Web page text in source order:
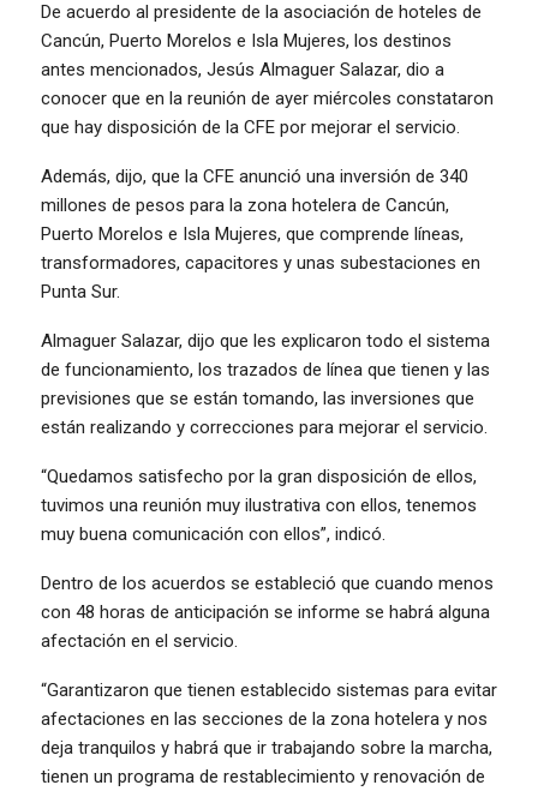
De acuerdo al presidente de la asociación de hoteles de
Cancún, Puerto Morelos e Isla Mujeres, los destinos
antes mencionados, Jesús Almaguer Salazar, dio a
conocer que en la reunión de ayer miércoles constataron
que hay disposición de la CFE por mejorar el servicio.
Además, dijo, que la CFE anunció una inversión de 340
millones de pesos para la zona hotelera de Cancún,
Puerto Morelos e Isla Mujeres, que comprende líneas,
transformadores, capacitores y unas subestaciones en
Punta Sur.
Almaguer Salazar, dijo que les explicaron todo el sistema
de funcionamiento, los trazados de línea que tienen y las
previsiones que se están tomando, las inversiones que
están realizando y correcciones para mejorar el servicio.
“Quedamos satisfecho por la gran disposición de ellos,
tuvimos una reunión muy ilustrativa con ellos, tenemos
muy buena comunicación con ellos”, indicó.
Dentro de los acuerdos se estableció que cuando menos
con 48 horas de anticipación se informe se habrá alguna
afectación en el servicio.
“Garantizaron que tienen establecido sistemas para evitar
afectaciones en las secciones de la zona hotelera y nos
deja tranquilos y habrá que ir trabajando sobre la marcha,
tienen un programa de restablecimiento y renovación de